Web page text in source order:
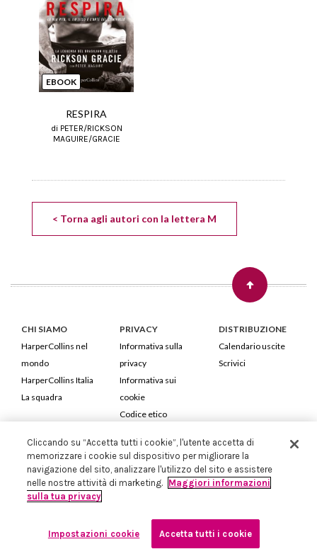
EBOOK
RESPIRA
di PETER/RICKSON
MAGUIRE/GRACIE
< Torna agli autori con la lettera M
CHI SIAMO
HarperCollins nel
mondo
HarperCollins Italia
La squadra
PRIVACY
Informativa sulla
privacy
Informativa sui
cookie
Codice etico
DISTRIBUZIONE
Calendario uscite
Scrivici
HarperCollins Italia S.p.A. Viale Monte Nero, 84 - 20135 Milano
Cod. Fiscale e P.IVA 05946780151 - Capitale Sociale 258.250 €
Iscritta in Milano al Registro delle imprese nr.198004 e REA nr.1051898
Cliccando su “Accetta tutti i cookie”, l'utente accetta di
memorizzare i cookie sul dispositivo per migliorare la
navigazione del sito, analizzare l'utilizzo del sito e assistere
nelle nostre attività di marketing. Maggiori informazioni
sulla tua privacy
Impostazioni cookie Accetta tutti i cookie